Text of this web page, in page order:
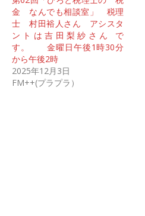
金 なんでも相談室」 税理
士 村田裕人さん アシスタ
ントは吉田梨紗さん で
す。 金曜日午後1時30分
から午後2時
2025年12月3日
FM++(プラプラ）